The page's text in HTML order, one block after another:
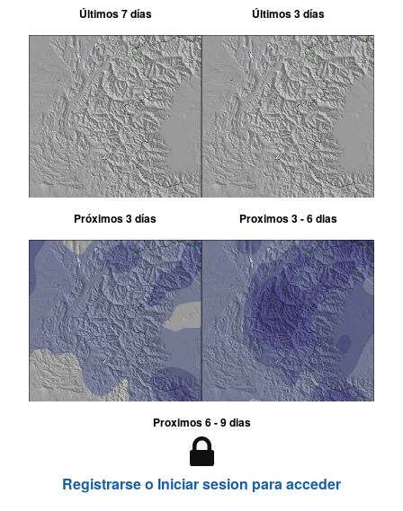
Últimos 7 días Últimos 3 días
Próximos 3 días Proximos 3 - 6 dias
Proximos 6 - 9 dias
Registrarse o Iniciar sesion para acceder